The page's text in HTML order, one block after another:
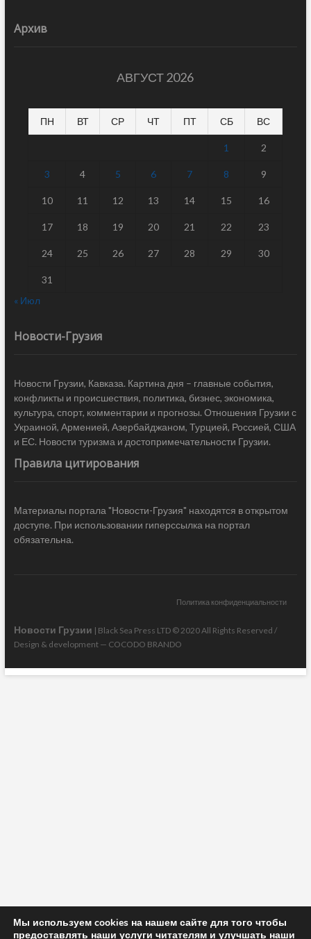
Архив
АВГУСТ 2026
ПН ВТ СР ЧТ ПТ СБ ВС
1 2
3 4 5 6 7 8 9
10 11 12 13 14 15 16
17 18 19 20 21 22 23
24 25 26 27 28 29 30
31
« Июл
Новости-Грузия
Новости Грузии, Кавказа. Картина дня – главные события,
конфликты и происшествия, политика, бизнес, экономика,
культура, спорт, комментарии и прогнозы. Отношения Грузии с
Украиной, Арменией, Азербайджаном, Турцией, Россией, США
и ЕС. Новости туризма и достопримечательности Грузии.
Правила цитирования
Материалы портала "Новости-Грузия" находятся в открытом
доступе. При использовании гиперссылка на портал
обязательна.
Политика конфиденциальности
Новости Грузии | Black Sea Press LTD © 2020 All Rights Reserved /
Design & development — COCODO BRANDO
Мы используем cookies на нашем сайте для того чтобы
предоставлять наши услуги читателям и улучшать наши